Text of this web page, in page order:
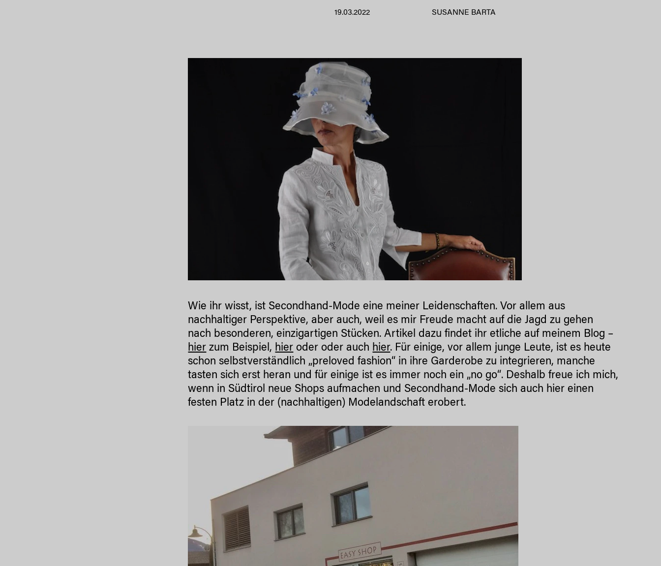
19.03.2022 SUSANNE BARTA
Wie ihr wisst, ist Secondhand-Mode eine meiner Leidenschaften. Vor allem aus
nachhaltiger Perspektive, aber auch, weil es mir Freude macht auf die Jagd zu gehen
nach besonderen, einzigartigen Stücken. Artikel dazu findet ihr etliche auf meinem Blog –
hier zum Beispiel, hier oder oder auch hier. Für einige, vor allem junge Leute, ist es heute
schon selbstverständlich „preloved fashion“ in ihre Garderobe zu integrieren, manche
tasten sich erst heran und für einige ist es immer noch ein „no go“. Deshalb freue ich mich,
wenn in Südtirol neue Shops aufmachen und Secondhand-Mode sich auch hier einen
festen Platz in der (nachhaltigen) Modelandschaft erobert.